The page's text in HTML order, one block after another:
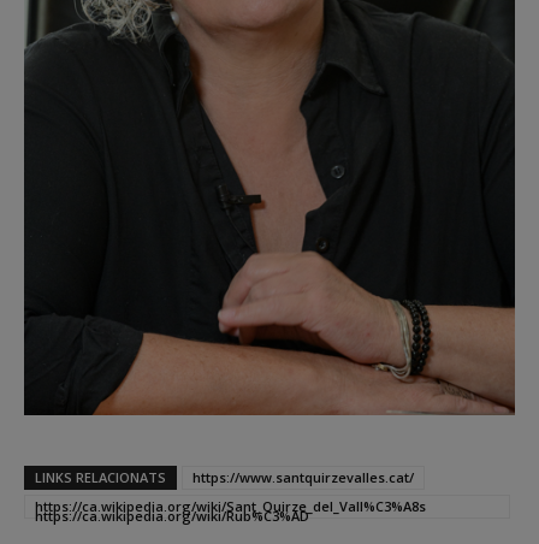
LINKS RELACIONATS
https://www.santquirzevalles.cat/
https://ca.wikipedia.org/wiki/Sant_Quirze_del_Vall%C3%A8s
https://ca.wikipedia.org/wiki/Rub%C3%AD